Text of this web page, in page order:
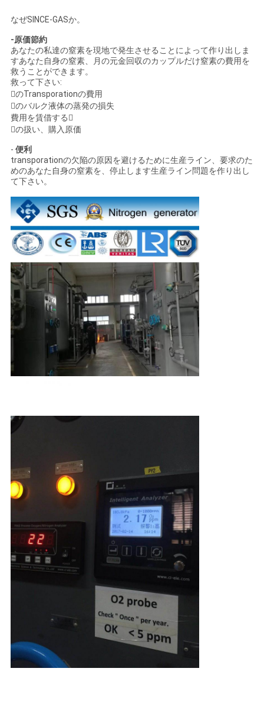
なぜSINCE-GASか。
-原価節約
あなたの私達の窒素を現地で発生させることによって作り出しま
すあなた自身の窒素、月の元金回収のカップルだけ窒素の費用を
救うことができます。
救って下さい:
のTransporationの費用
のバルク液体の蒸発の損失
費用を賃借する
の扱い、購入原価
- 便利
transporationの欠陥の原因を避けるために生産ライン、要求のた
めのあなた自身の窒素を、停止します生産ライン問題を作り出し
て下さい。